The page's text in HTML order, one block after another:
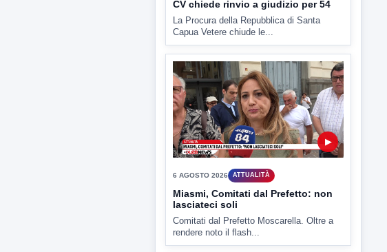
La Procura della Repubblica di Santa
Capua Vetere chiude le...
▶
Miasmi, Comitati dal Prefetto: non
lasciateci soli
Comitati dal Prefetto Moscarella. Oltre a
rendere noto il flash...